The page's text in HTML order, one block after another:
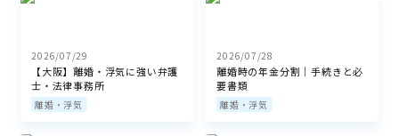
2026/07/29
【大阪】離婚・浮気に強い弁護
士・法律事務所
離婚・浮気
2026/07/28
離婚時の年金分割｜手続きと必
要書類
離婚・浮気